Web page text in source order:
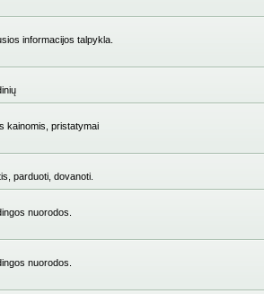
informacijos talpykla.
kainomis, pristatymai
parduoti, dovanoti.
nuorodos.
nuorodos.